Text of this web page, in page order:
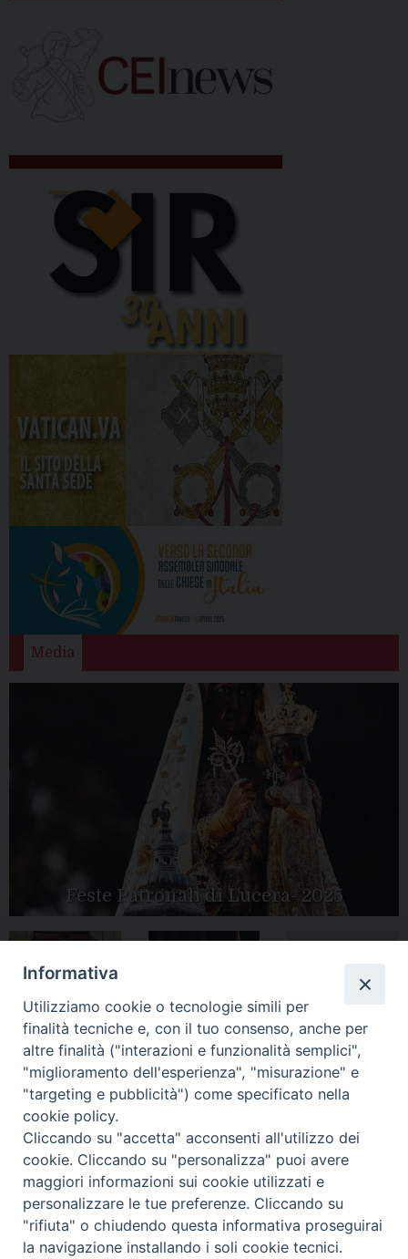
Media
Feste Patronali di Lucera- 2025
Apertura Anno
Giubilare 2025
Mariae in Diocesi
Tutte le gallery
CONTATTI:
LUCERA: Piazza Duomo, 13 - 71036 Lucera (FG) − tel.
0881/520882 - e-mail: info@diocesiluceratroia.it
Segreteria del
Vescovo: tel/fax 0881/522244 - e-mail:
vescovo@diocesiluceratroia.it
TROIA : Piazza Episcopio - 71029 Troia (FG) − tel. 0881/977051
Informativa
Utilizziamo cookie o tecnologie simili per
finalità tecniche e, con il tuo consenso, anche per
altre finalità ("interazioni e funzionalità semplici",
"miglioramento dell'esperienza", "misurazione" e
"targeting e pubblicità") come specificato nella
cookie policy.
Cliccando su "accetta" acconsenti all'utilizzo dei
cookie. Cliccando su "personalizza" puoi avere
maggiori informazioni sui cookie utilizzati e
personalizzare le tue preferenze. Cliccando su
"rifiuta" o chiudendo questa informativa proseguirai
la navigazione installando i soli cookie tecnici.